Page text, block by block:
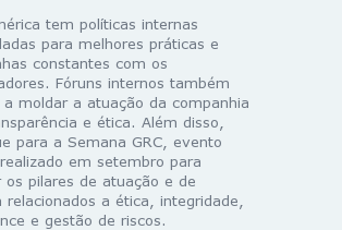
tem políticas internas
para melhores práticas e
constantes com os
Fóruns internos também
a moldar a atuação da companhia
e ética. Além disso,
para a Semana GRC, evento
em setembro para
os pilares de atuação e de
relacionados a ética, integridade,
e gestão de riscos.